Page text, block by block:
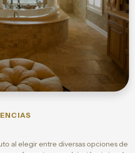
al elegir entre diversas opciones de